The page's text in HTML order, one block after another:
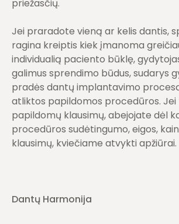
priežasčių.
Jei praradote vieną ar kelis dantis,
ragina kreiptis kiek įmanoma
individualią paciento būklę,
galimus sprendimo būdus, sudarys
pradės dantų implantavimo
atliktos papildomos procedūros.
papildomų klausimų, abejojate dėl
procedūros sudėtingumo, eigos,
klausimų, kviečiame atvykti apžiūrai.
Dantų Harmonija